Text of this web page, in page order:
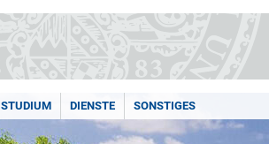
STUDIUM DIENSTE SONSTIGES